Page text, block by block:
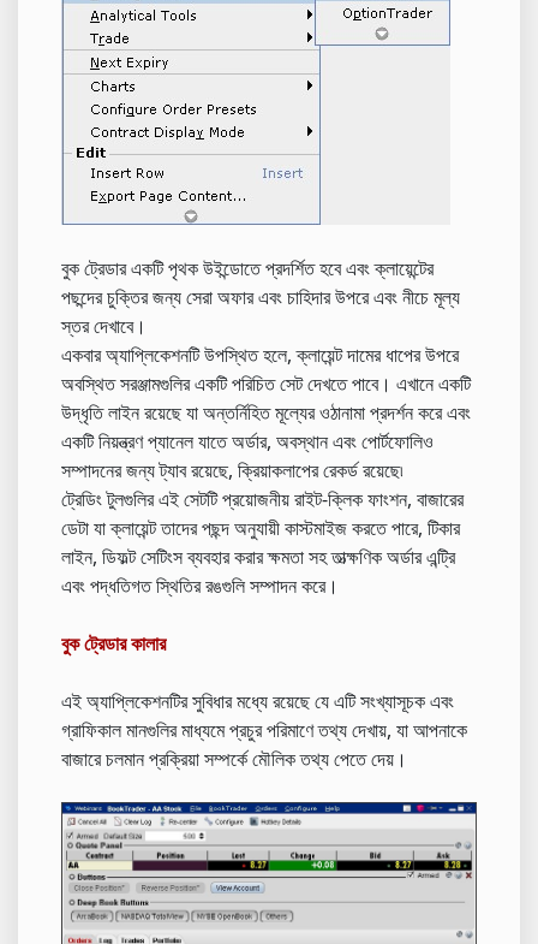
বুক ট্রেডার একটি পৃথক উইন্ডোতে প্রদর্শিত হবে এবং ক্লায়েন্টের
পছন্দের চুক্তির জন্য সেরা অফার এবং চাহিদার উপরে এবং নীচে মূল্য
স্তর দেখাবে।
একবার অ্যাপ্লিকেশনটি উপস্থিত হলে, ক্লায়েন্ট দামের ধাপের উপরে
অবস্থিত সরঞ্জামগুলির একটি পরিচিত সেট দেখতে পাবে। এখানে একটি
উদ্ধৃতি লাইন রয়েছে যা অন্তর্নিহিত মূল্যের ওঠানামা প্রদর্শন করে এবং
একটি নিয়ন্ত্রণ প্যানেল যাতে অর্ডার, অবস্থান এবং পোর্টফোলিও
সম্পাদনের জন্য ট্যাব রয়েছে, ক্রিয়াকলাপের রেকর্ড রয়েছে৷
ট্রেডিং টুলগুলির এই সেটটি প্রয়োজনীয় রাইট-ক্লিক ফাংশন, বাজারের
ডেটা যা ক্লায়েন্ট তাদের পছন্দ অনুযায়ী কাস্টমাইজ করতে পারে, টিকার
লাইন, ডিফল্ট সেটিংস ব্যবহার করার ক্ষমতা সহ তাত্ক্ষণিক অর্ডার এন্ট্রি
এবং পদ্ধতিগত স্থিতির রঙগুলি সম্পাদন করে।
বুক ট্রেডার কালার
এই অ্যাপ্লিকেশনটির সুবিধার মধ্যে রয়েছে যে এটি সংখ্যাসূচক এবং
গ্রাফিকাল মানগুলির মাধ্যমে প্রচুর পরিমাণে তথ্য দেখায়, যা আপনাকে
বাজারে চলমান প্রক্রিয়া সম্পর্কে মৌলিক তথ্য পেতে দেয়।